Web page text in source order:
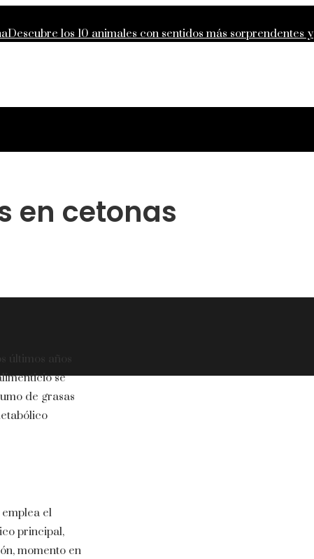
Descubre los 10 animales con sentidos más sorprendentes y
en cetonas
años
se
de grasas
el
principal,
momento en